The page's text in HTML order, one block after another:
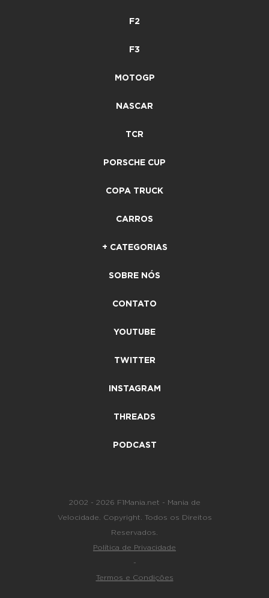
F2
F3
MOTOGP
NASCAR
TCR
PORSCHE CUP
COPA TRUCK
CARROS
+ CATEGORIAS
SOBRE NÓS
CONTATO
YOUTUBE
TWITTER
INSTAGRAM
THREADS
PODCAST
2002 - 2026 F1Mania.net - Mania de
Velocidade. Copyright. Todos os Direitos
Reservados.
Política de Privacidade
-
Termos e Condições